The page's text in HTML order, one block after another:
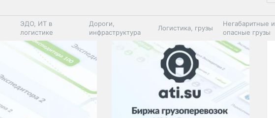
ЭДО, ИТ в
логистике
Дороги,
инфраструктура
Логистика, грузы
Негабаритные и
опасные грузы
Коммерческий
транспорт
Спецтехника
Автосервис,
запчасти, шины
Топливо, масла и
автохимия